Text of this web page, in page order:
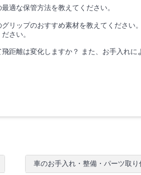
適な保管方法を教えてください。
グリップのおすすめ素材を教えてください
さい。
飛距離は変化しますか？ また、お手入れに
車のお手入れ・整備・パーツ取り